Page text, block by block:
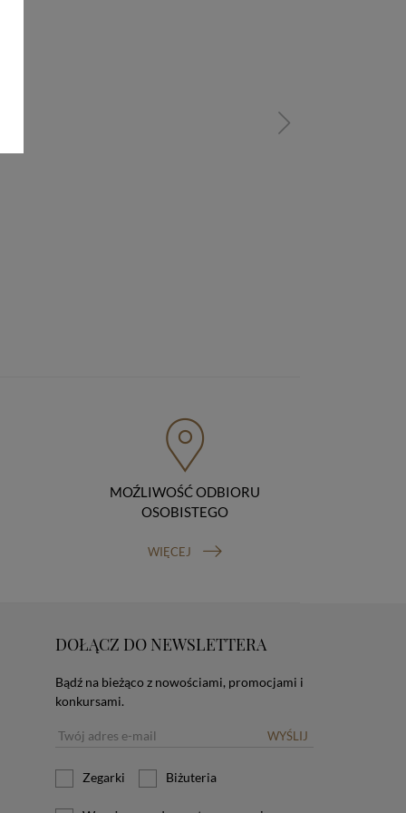
MOŹLIWOŚĆ ODBIORU
OSOBISTEGO
WIĘCEJ
DOŁĄCZ DO NEWSLETTERA
Bądź na bieżąco z nowościami, promocjami i
konkursami.
WYŚLIJ
Zegarki Biżuteria